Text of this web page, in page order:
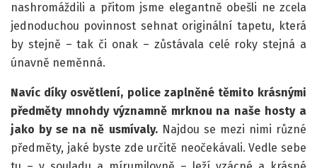
nashromáždili a přitom jsme elegantně obešli ne zcela
jednoduchou povinnost sehnat originální tapetu, která
by stejně – tak či onak – zůstávala celé roky stejná a
únavně neměnná.
Navíc díky osvětlení, police zaplněné těmito krásnými
předměty mnohdy významně mrknou na naše hosty a
jako by se na ně usmívaly.Najdou se mezi nimi různé
předměty, jaké byste zde určitě neočekávali. Vedle sebe